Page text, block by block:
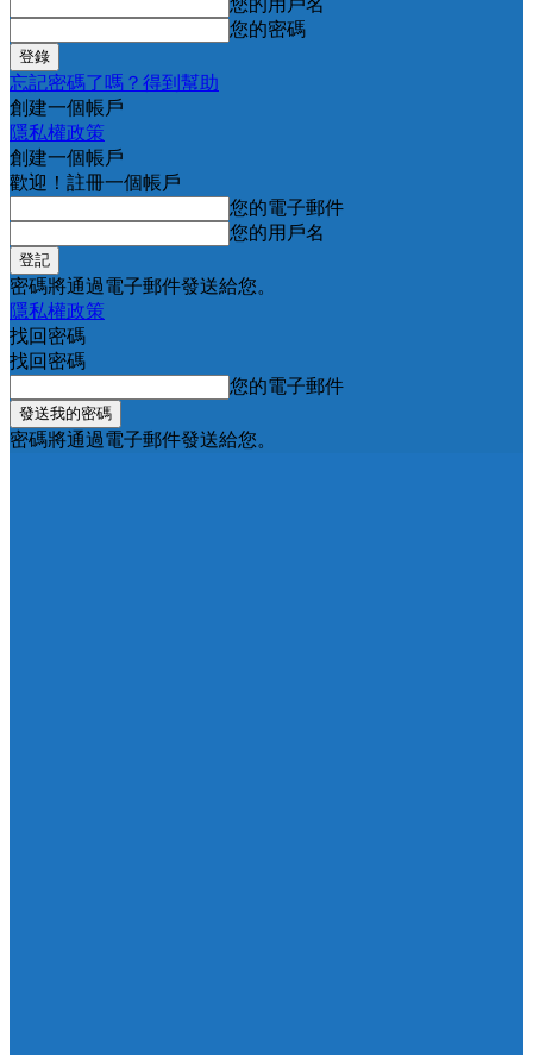
您的用戶名
您的密碼
忘記密碼了嗎？得到幫助
創建一個帳戶
隱私權政策
創建一個帳戶
歡迎！註冊一個帳戶
您的電子郵件
您的用戶名
密碼將通過電子郵件發送給您。
隱私權政策
找回密碼
找回密碼
您的電子郵件
密碼將通過電子郵件發送給您。